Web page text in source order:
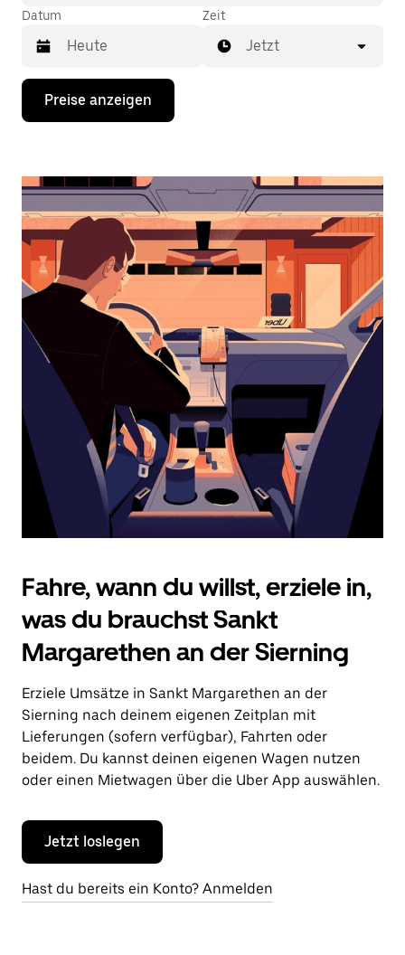
Datum
Drücke
Nach-
mit
Kalender
zu
interagieren
und
ein
Datum
auszuwählen.
Drücke
die
Escape-
Taste,
den
Kalender
zu
schließen.
Zeit
Jetzt
Preise anzeigen
Fahre, wann du willst, erziele in,
was du brauchst Sankt
Margarethen an der Sierning
Erziele Umsätze in Sankt Margarethen an der
Sierning nach deinem eigenen Zeitplan mit
Lieferungen (sofern verfügbar), Fahrten oder
beidem. Du kannst deinen eigenen Wagen nutzen
oder einen Mietwagen über die Uber App auswählen.
Jetzt loslegen
Hast du bereits ein Konto? Anmelden